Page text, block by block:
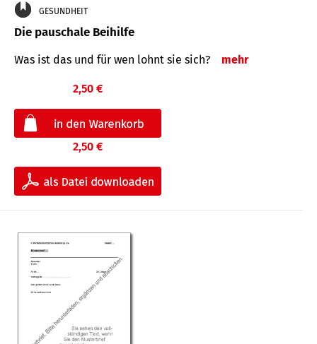
GESUNDHEIT
Die pauschale Beihilfe
Was ist das und für wen lohnt sie sich? mehr
2,50 €
2,50 €